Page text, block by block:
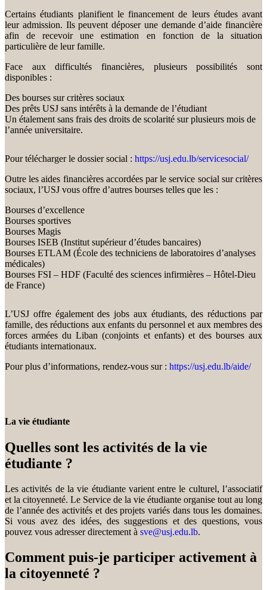
Certains étudiants planifient le financement de leurs études avant
leur admission. Ils peuvent déposer une demande d’aide financière
afin de recevoir une estimation en fonction de la situation
particulière de leur famille.
Face aux difficultés financières, plusieurs possibilités sont
disponibles :
Des bourses sur critères sociaux
Des prêts USJ sans intérêts à la demande de l’étudiant
Un étalement sans frais des droits de scolarité sur plusieurs mois de
l’année universitaire.
Pour télécharger le dossier social : https://usj.edu.lb/servicesocial/
Outre les aides financières accordées par le service social sur critères
sociaux, l’USJ vous offre d’autres bourses telles que les :
Bourses d’excellence
Bourses sportives
Bourses Magis
Bourses ISEB (Institut supérieur d’études bancaires)
Bourses ETLAM (École des techniciens de laboratoires d’analyses
médicales)
Bourses FSI – HDF (Faculté des sciences infirmières – Hôtel-Dieu
de France)
L’USJ offre également des jobs aux étudiants, des réductions par
famille, des réductions aux enfants du personnel et aux membres des
forces armées du Liban (conjoints et enfants) et des bourses aux
étudiants internationaux.
Pour plus d’informations, rendez-vous sur : https://usj.edu.lb/aide/
La vie étudiante
Quelles sont les activités de la vie
étudiante ?
Les activités de la vie étudiante varient entre le culturel, l’associatif
et la citoyenneté. Le Service de la vie étudiante organise tout au long
de l’année des activités et des projets variés dans tous les domaines.
Si vous avez des idées, des suggestions et des questions, vous
pouvez vous adresser directement à sve@usj.edu.lb.
Comment puis-je participer activement à
la citoyenneté ?